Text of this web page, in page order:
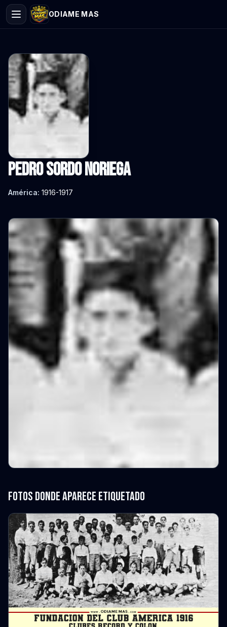
ODIAME MAS
Pedro Sordo Noriega
América: 1916-1917
Fotos donde aparece etiquetado